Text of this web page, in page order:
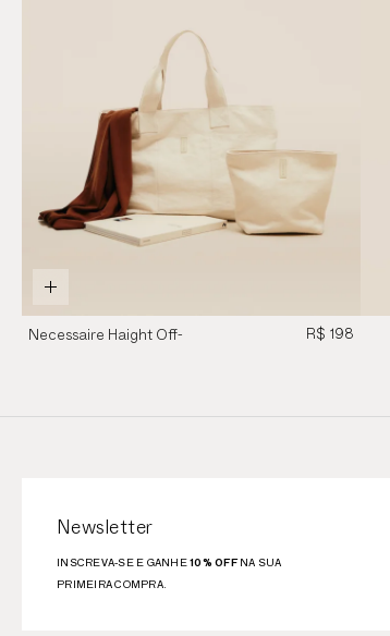
Necessaire Haight Off-
R$ 198
Newsletter
INSCREVA-SE E GANHE10% OFFNA SUA
PRIMEIRA COMPRA.